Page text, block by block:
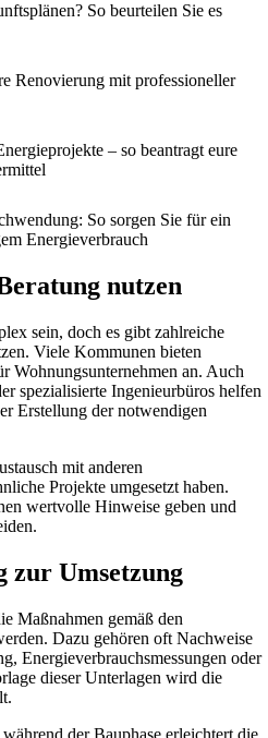
So beurteilen Sie es
Renovierung mit professioneller
– so beantragt eure
So sorgen Sie für ein
Energieverbrauch
nutzen
sein, doch es gibt zahlreiche
Viele Kommunen bieten
Wohnungsunternehmen an. Auch
spezialisierte Ingenieurbüros helfen
Erstellung der notwendigen
mit anderen
Projekte umgesetzt haben.
wertvolle Hinweise geben und
zur Umsetzung
Maßnahmen gemäß den
Dazu gehören oft Nachweise
Energieverbrauchsmessungen oder
dieser Unterlagen wird die
der Bauphase erleichtert die